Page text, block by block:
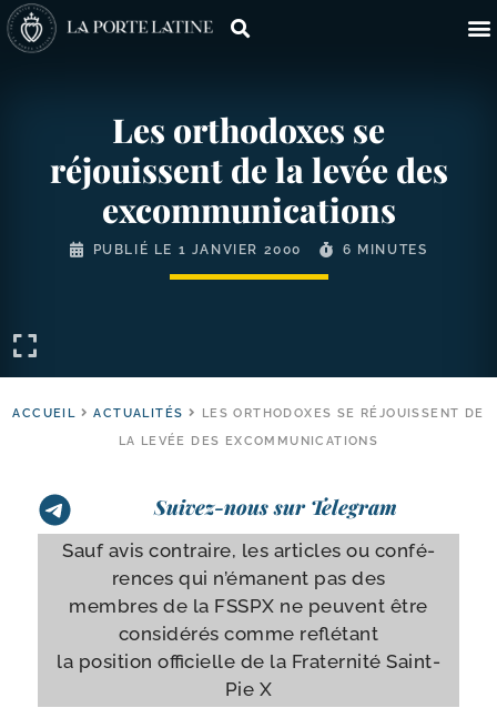
Les orthodoxes se
réjouissent de la levée des
excommunications
PUBLIÉ LE 1 JANVIER 2000 6 MINUTES
ACCUEIL ACTUALITÉS
LES ORTHODOXES SE RÉJOUISSENT DE
LA LEVÉE DES EXCOMMUNICATIONS
Suivez-nous sur Telegram
Sauf avis contraire, les articles ou confé­
rences qui n’é­manent pas des
membres de la FSSPX ne peuvent être
consi­dé­rés comme reflétant
la posi­tion offi­cielle de la Fraternité Saint-​
Pie X